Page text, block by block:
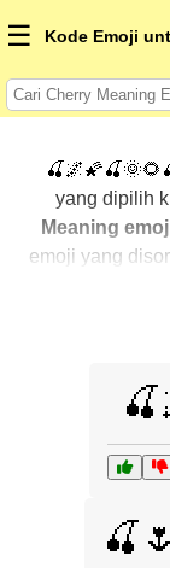
☰ Kode Emoji
yang dipilih
Meaning
emoji yang
lainnya